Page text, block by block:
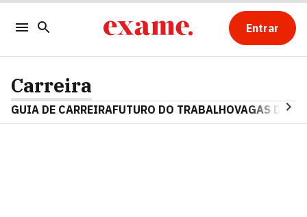
Entrar
Carreira
GUIA DE CARREIRAFUTURO DO TRABALHOVAGAS DE